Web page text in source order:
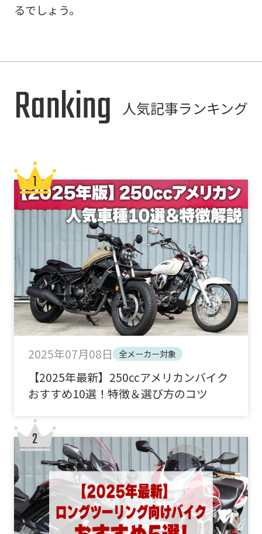
るでしょう。
Ranking 人気記事ランキング
2025年07月08日 全メーカー対象
【2025年最新】250ccアメリカンバイク
おすすめ10選！特徴＆選び方のコツ